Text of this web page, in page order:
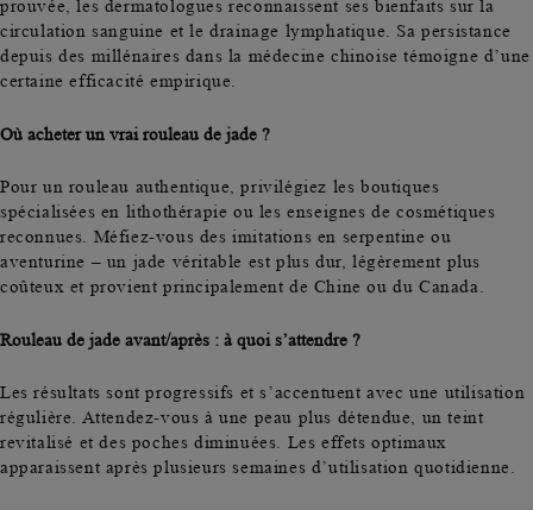
prouvée, les dermatologues reconnaissent ses bienfaits sur la
circulation sanguine et le drainage lymphatique. Sa persistance
depuis des millénaires dans la médecine chinoise témoigne d’une
certaine efficacité empirique.
Où acheter un vrai rouleau de jade ?
Pour un rouleau authentique, privilégiez les boutiques
spécialisées en lithothérapie ou les enseignes de cosmétiques
reconnues. Méfiez-vous des imitations en serpentine ou
aventurine – un jade véritable est plus dur, légèrement plus
coûteux et provient principalement de Chine ou du Canada.
Rouleau de jade avant/après : à quoi s’attendre ?
Les résultats sont progressifs et s’accentuent avec une utilisation
régulière. Attendez-vous à une peau plus détendue, un teint
revitalisé et des poches diminuées. Les effets optimaux
apparaissent après plusieurs semaines d’utilisation quotidienne.